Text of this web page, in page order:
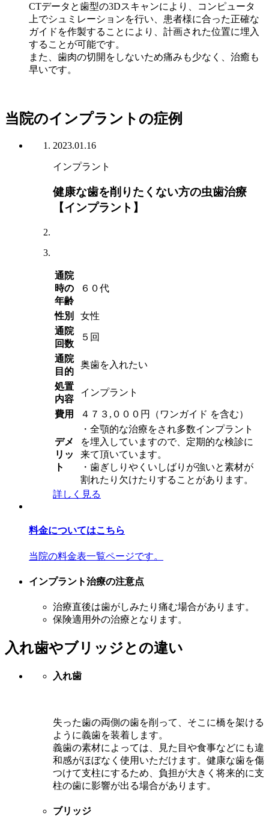
CTデータと歯型の3Dスキャンにより、コンピュータ
上でシュミレーションを行い、患者様に合った正確な
ガイドを作製することにより、計画された位置に埋入
することが可能です。
また、歯肉の切開をしないため痛みも少なく、治癒も
早いです。
当院のインプラントの症例
2023.01.16
インプラント
健康な歯を削りたくない方の虫歯治療
【インプラント】
通院
時の
年齢
６０代
性別
女性
通院
回数
５回
通院
目的
奥歯を入れたい
処置
内容
インプラント
費用 ４７３,０００円（ワンガイド を含む）
デメ
リッ
ト
・全顎的な治療をされ多数インプラント
を埋入していますので、定期的な検診に
来て頂いています。
・歯ぎしりやくいしばりが強いと素材が
割れたり欠けたりすることがあります。
詳しく見る
料金についてはこちら
当院の料金表一覧ページです。
インプラント治療の注意点
治療直後は歯がしみたり痛む場合があります。
保険適用外の治療となります。
入れ歯やブリッジとの違い
入れ歯
失った歯の両側の歯を削って、そこに橋を架ける
ように義歯を装着します。
義歯の素材によっては、見た目や食事などにも違
和感がほぼなく使用いただけます。健康な歯を傷
つけて支柱にするため、負担が大きく将来的に支
柱の歯に影響が出る場合があります。​
ブリッジ​